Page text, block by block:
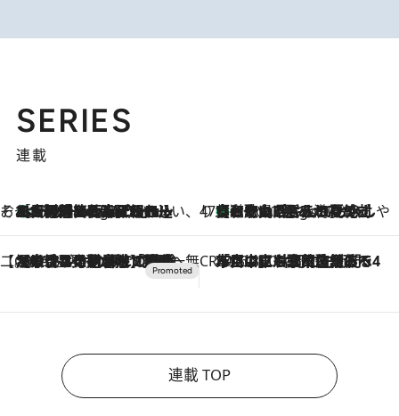
SERIES
連載
そおだよおこの関西おいしい、おやつ紀行
5 Hours Ago
［大阪府箕面市］一皿一皿目の前で仕上げられる、料理を巧みに組み込んだアシェットデセールコース「ミチル アシェット デセール（Michiru assiette dessert）」 47都道府県の手みやげ ひんやりスイーツで夏を満喫
5 Hours Ago
【和歌山県】この夏絶対食べたい 冷やしておいしいおやつ3選 みかんがごろっと丸ごと入ったジュレ
【CREA×星野リゾート】唯一無二。癒しと発見が待つ場所へ
2026.8.7
【トンボの足水浴】ヒノキの香りに包まれて涼感マックス！約13℃の湧水かけ流しを避暑地「星野温泉 トンボの湯」で体験 CREA'S CHOICE
2026.8.7
「立川にも歌舞伎があるんだよ」 片岡仁左衛門・市川中車ら豪華座組みで4年目の立川立飛歌舞伎へ
連載 TOP